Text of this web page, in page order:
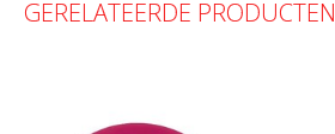
GERELATEERDE PRODUCTEN